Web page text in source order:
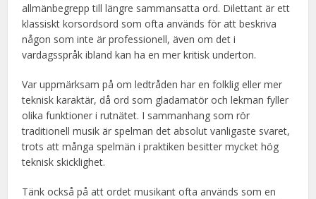
allmänbegrepp till längre sammansatta ord. Dilettant är ett
klassiskt korsordsord som ofta används för att beskriva
någon som inte är professionell, även om det i
vardagsspråk ibland kan ha en mer kritisk underton.
Var uppmärksam på om ledtråden har en folklig eller mer
teknisk karaktär, då ord som gladamatör och lekman fyller
olika funktioner i rutnätet. I sammanhang som rör
traditionell musik är spelman det absolut vanligaste svaret,
trots att många spelmän i praktiken besitter mycket hög
teknisk skicklighet.
Tänk också på att ordet musikant ofta används som en